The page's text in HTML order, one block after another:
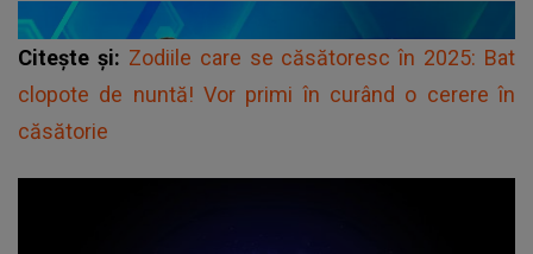
Citește și: Zodiile care se căsătoresc în 2025: Bat
clopote de nuntă! Vor primi în curând o cerere în
căsătorie